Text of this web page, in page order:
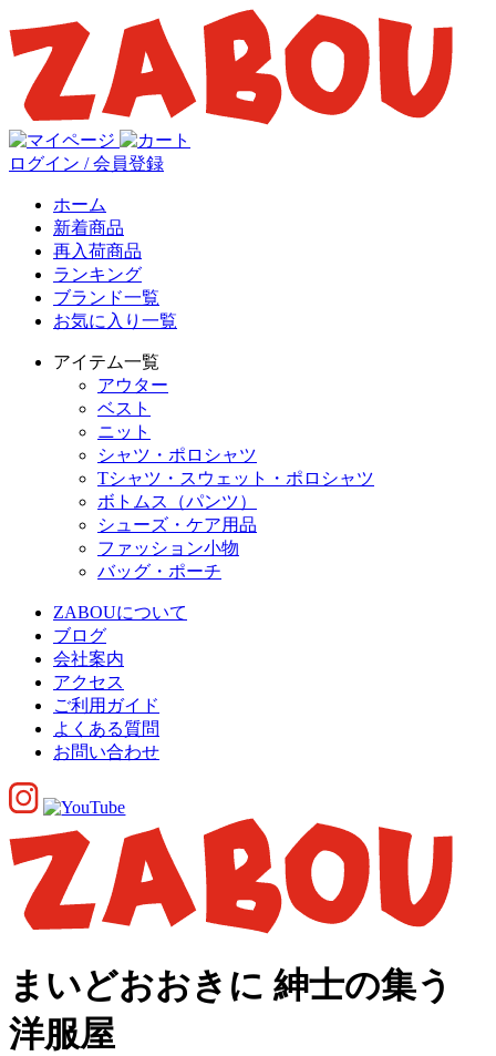
ログイン / 会員登録
ホーム
新着商品
再入荷商品
ランキング
ブランド一覧
お気に入り一覧
アイテム一覧
アウター
ベスト
ニット
シャツ・ポロシャツ
Tシャツ・スウェット・ポロシャツ
ボトムス（パンツ）
シューズ・ケア用品
ファッション小物
バッグ・ポーチ
ZABOUについて
ブログ
会社案内
アクセス
ご利用ガイド
よくある質問
お問い合わせ
まいどおおきに 紳士の集う
洋服屋